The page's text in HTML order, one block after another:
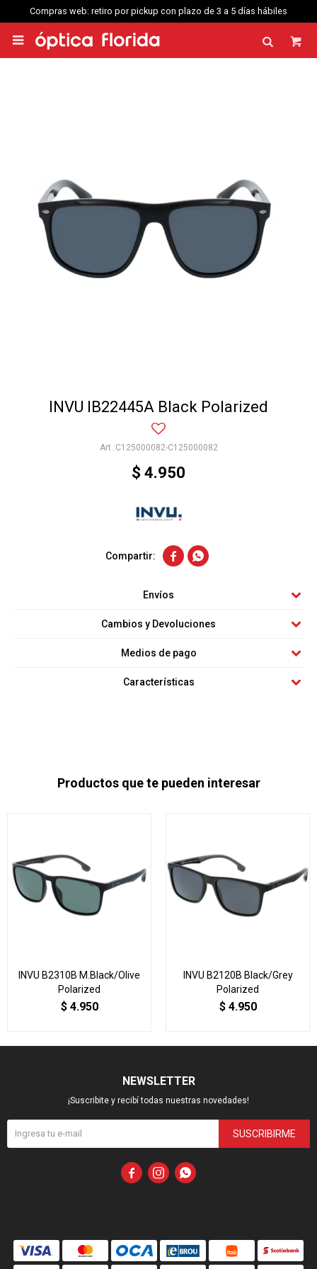
Compras web: retiro por pickup con plazo de 3 a 5 días hábiles

INVU IB22445A Black Polarized
C125000082-C125000082
$ 4.950
 
Envíos
Cambios y Devoluciones
Medios de pago
Características
Productos que te pueden interesar
INVU B2310B M.Black/Olive
Polarized
$ 4.950
INVU B2120B Black/Grey
Polarized
$ 4.950
NEWSLETTER
¡Suscribite y recibí todas nuestras novedades!
SUSCRIBIRME
  